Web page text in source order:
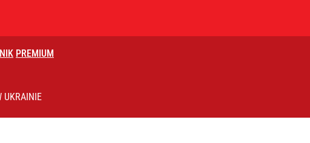
PREMIUM
Polacy. Sondaż dla „Wprost”
UKRAINIE